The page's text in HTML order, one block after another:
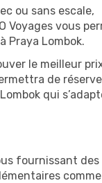
ou sans escale,
Voyages vous
Praya Lombok.
le meilleur
de
qui
fournissant des